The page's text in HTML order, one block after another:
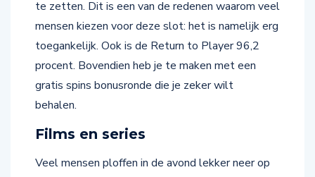
mensen kiezen voor deze slot: het is namelijk erg
toegankelijk. Ook is de Return to Player 96,2
procent. Bovendien heb je te maken met een
gratis spins bonusronde die je zeker wilt
behalen.
de bank en zetten vervolgens de televisie aan. Je